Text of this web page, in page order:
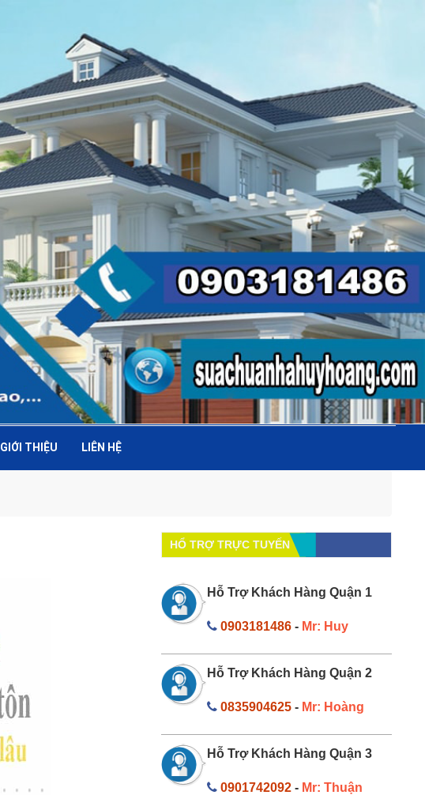
GIỚI THIỆU LIÊN HỆ
HỔ TRỢ TRỰC TUYẾN
Hỗ Trợ Khách Hàng Quận 1
0903181486 - Mr: Huy
Hỗ Trợ Khách Hàng Quận 2
0835904625 - Mr: Hoàng
Hỗ Trợ Khách Hàng Quận 3
0901742092 - Mr: Thuận